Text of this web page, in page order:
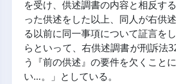
を受け、供述調書の内容と相反す
った供述をした以上、同人が右供
る以前に同一事項について証言を
らといって、右供述調書が刑訴法
う『前の供述』の要件を欠くこと
い…。」としている。